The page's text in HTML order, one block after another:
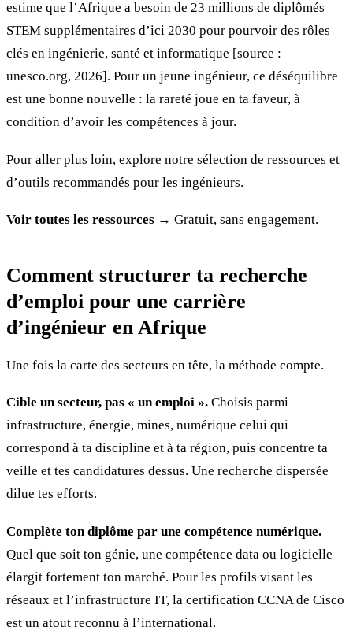
estime que l’Afrique a besoin de 23 millions de diplômés
STEM supplémentaires d’ici 2030 pour pourvoir des rôles
clés en ingénierie, santé et informatique [source :
unesco.org, 2026]. Pour un jeune ingénieur, ce déséquilibre
est une bonne nouvelle : la rareté joue en ta faveur, à
condition d’avoir les compétences à jour.
Pour aller plus loin, explore notre sélection de ressources et
d’outils recommandés pour les ingénieurs.
Voir toutes les ressources → Gratuit, sans engagement.
Comment structurer ta recherche
d’emploi pour une carrière
d’ingénieur en Afrique
Une fois la carte des secteurs en tête, la méthode compte.
Cible un secteur, pas « un emploi ». Choisis parmi
infrastructure, énergie, mines, numérique celui qui
correspond à ta discipline et à ta région, puis concentre ta
veille et tes candidatures dessus. Une recherche dispersée
dilue tes efforts.
Complète ton diplôme par une compétence numérique.
Quel que soit ton génie, une compétence data ou logicielle
élargit fortement ton marché. Pour les profils visant les
réseaux et l’infrastructure IT, la certification CCNA de Cisco
est un atout reconnu à l’international.